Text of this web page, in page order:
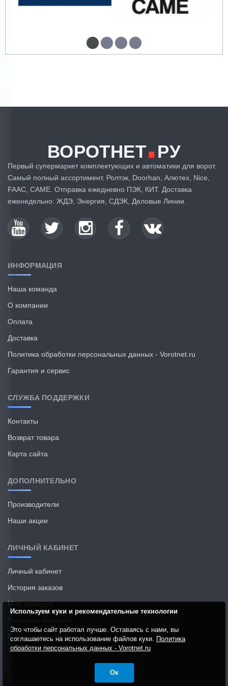
ВОРОТНЕТ.РУ
Первый супермаркет комплектующих и автоматики для ворот.
Самый полный ассортимент. Ролтэк, Doorhan, Алютех, Nice,
FAAC, CAME. Отправка ежедневно ПЭК, КИТ. Доставка
еженедельно: ЖДЭ, Энергия, СДЭК, Деловые Линии.
ИНФОРМАЦИЯ
Наша команда
О компании
Оплата
Доставка
Политика обработки персональных данных - Vorotnet.ru
Гарантия и сервис
СЛУЖБА ПОДДЕРЖКИ
Контакты
Возврат товара
Карта сайта
ДОПОЛНИТЕЛЬНО
Производители
Наши акции
ЛИЧНЫЙ КАБИНЕТ
Личный кабинет
История заказов
Мои закладки
E-mail: info@vorotnet.ru
Используем куки и рекомендательные технологии
Это чтобы сайт работал лучше. Оставаясь с нами, вы
соглашаетесь на использование файлов куки. Политика
обработки персональных данных - Vorotnet.ru
Ок